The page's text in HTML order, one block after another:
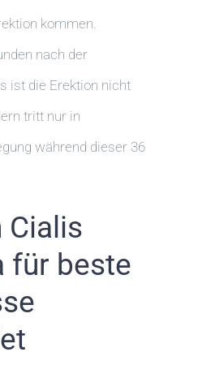
kommen.
nach der
ist die Erektion nicht
tritt nur in
während dieser 36
Cialis
für beste